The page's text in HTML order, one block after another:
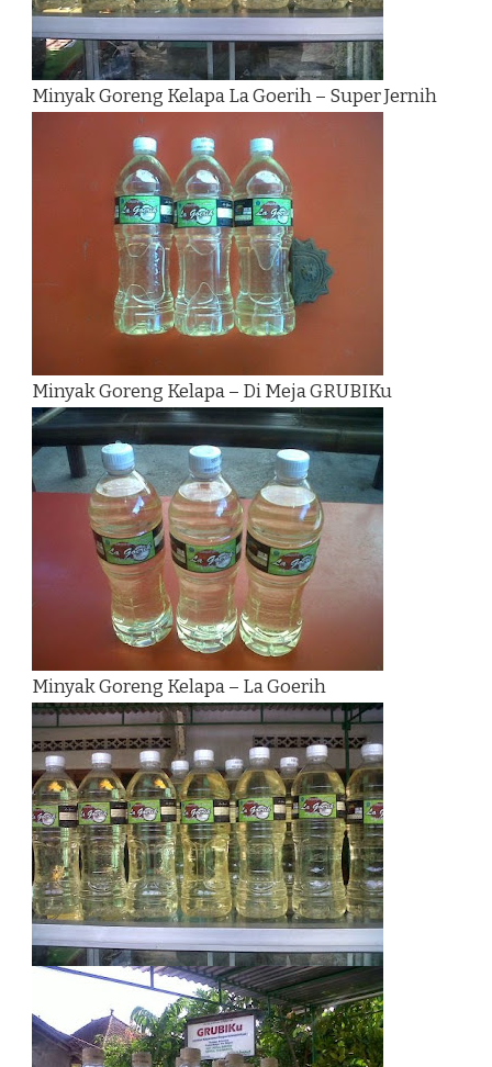
Minyak Goreng Kelapa La Goerih – Super Jernih
Minyak Goreng Kelapa – Di Meja GRUBIKu
Minyak Goreng Kelapa – La Goerih